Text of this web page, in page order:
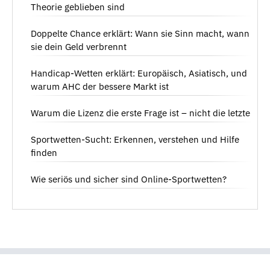
Theorie geblieben sind
Doppelte Chance erklärt: Wann sie Sinn macht, wann
sie dein Geld verbrennt
Handicap-Wetten erklärt: Europäisch, Asiatisch, und
warum AHC der bessere Markt ist
Warum die Lizenz die erste Frage ist – nicht die letzte
Sportwetten-Sucht: Erkennen, verstehen und Hilfe
finden
Wie seriös und sicher sind Online-Sportwetten?